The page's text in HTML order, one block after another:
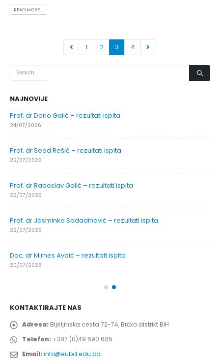
READ MORE...
1 2 3 4
NAJNOVIJE
Prof. dr Dario Galić – rezultati ispita
24/07/2026
Prof. dr Sead Rešić – rezultati ispita
22/07/2026
Prof. dr Radoslav Galić – rezultati ispita
22/07/2026
Prof. dr Jasminka Sadadinović – rezultati ispita
22/07/2026
Doc. dr Mirnes Avdić – rezultati ispita
20/07/2026
KONTAKTIRAJTE NAS
Adresa: Bijeljinska cesta 72-74, Brčko distrikt BiH
Telefon: +387 (0)49 590 605
Email:info@eubd.edu.ba